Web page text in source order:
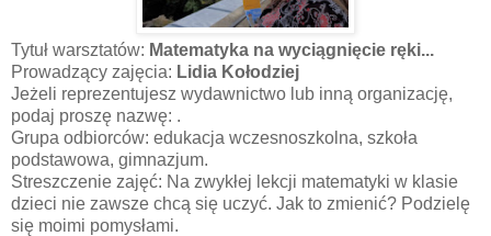
Tytuł warsztatów: Matematyka na wyciągnięcie ręki...
Prowadzący zajęcia: Lidia Kołodziej
Jeżeli reprezentujesz wydawnictwo lub inną organizację,
podaj proszę nazwę: .
Grupa odbiorców: edukacja wczesnoszkolna, szkoła
podstawowa, gimnazjum.
Streszczenie zajęć: Na zwykłej lekcji matematyki w klasie
dzieci nie zawsze chcą się uczyć. Jak to zmienić? Podzielę
się moimi pomysłami.